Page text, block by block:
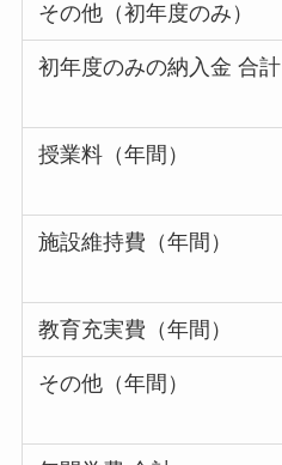
その他（初年度のみ）
初年度のみの納入金 合計
授業料（年間）
施設維持費（年間）
教育充実費（年間）
その他（年間）